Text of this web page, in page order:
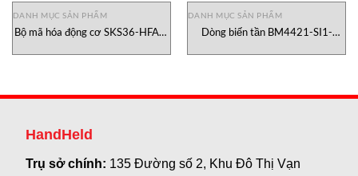
DANH MỤC SẢN PHẨM
Bộ mã hóa động cơ SKS36-HFA0-
DANH MỤC SẢN PHẨM
Dòng biến tần BM4421-SI1-
HandHeld
Trụ sở chính: 135 Đường số 2, Khu Đô Thị Vạn